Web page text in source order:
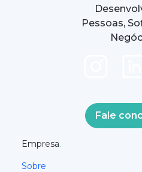
Pessoas,
Fale
Empresa.
Sobre